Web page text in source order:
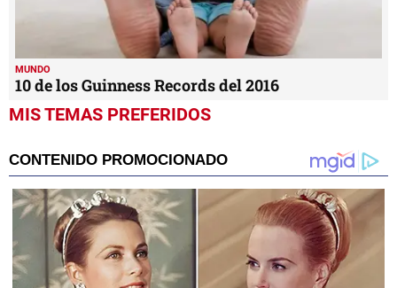
MUNDO
10 de los Guinness Records del 2016
MIS TEMAS PREFERIDOS